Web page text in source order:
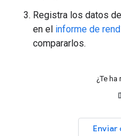
Registra los datos
en el informe de
compararlos.
¿Te
Enviar